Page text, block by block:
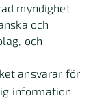
myndighet
och
och
ansvarar för
information